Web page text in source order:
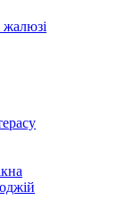
жалюзі